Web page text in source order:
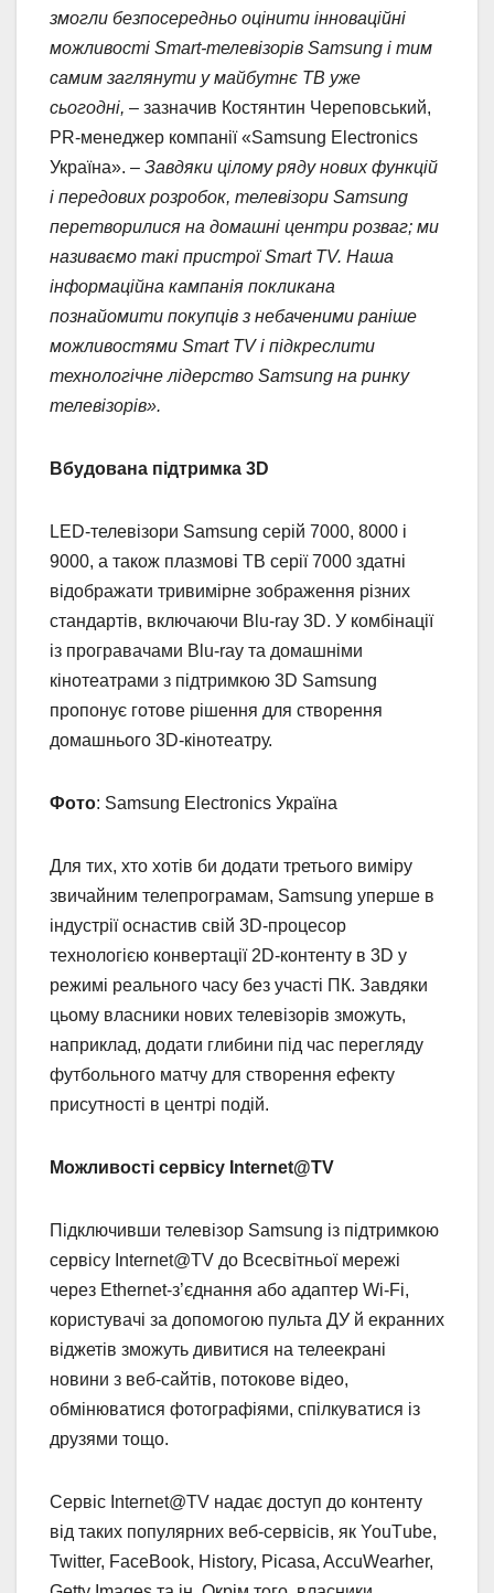
змогли безпосередньо оцінити інноваційні
можливості Smart-телевізорів Samsung і тим
самим заглянути у майбутнє ТВ уже
сьогодні, – зазначив Костянтин Череповський,
PR-менеджер компанії «Samsung Electronics
Україна». – Завдяки цілому ряду нових функцій
і передових розробок, телевізори Samsung
перетворилися на домашні центри розваг; ми
називаємо такі пристрої Smart TV. Наша
інформаційна кампанія покликана
познайомити покупців з небаченими раніше
можливостями Smart TV і підкреслити
технологічне лідерство Samsung на ринку
телевізорів».
Вбудована підтримка 3D
LED-телевізори Samsung серій 7000, 8000 і
9000, а також плазмові ТВ серії 7000 здатні
відображати тривимірне зображення різних
стандартів, включаючи Blu-ray 3D. У комбінації
із програвачами Blu-ray та домашніми
кінотеатрами з підтримкою 3D Samsung
пропонує готове рішення для створення
домашнього 3D-кінотеатру.
Фото: Samsung Electronics Україна
Для тих, хто хотів би додати третього виміру
звичайним телепрограмам, Samsung уперше в
індустрії оснастив свій 3D-процесор
технологією конвертації 2D-контенту в 3D у
режимі реального часу без участі ПК. Завдяки
цьому власники нових телевізорів зможуть,
наприклад, додати глибини під час перегляду
футбольного матчу для створення ефекту
присутності в центрі подій.
Можливості сервісу Internet@TV
Підключивши телевізор Samsung із підтримкою
сервісу Internet@TV до Всесвітньої мережі
через Ethernet-з’єднання або адаптер Wi-Fi,
користувачі за допомогою пульта ДУ й екранних
віджетів зможуть дивитися на телеекрані
новини з веб-сайтів, потокове відео,
обмінюватися фотографіями, спілкуватися із
друзями тощо.
Сервіс Internet@TV надає доступ до контенту
від таких популярних веб-сервісів, як YouТube,
Twitter, FaceВook, History, Picasa, AccuWearher,